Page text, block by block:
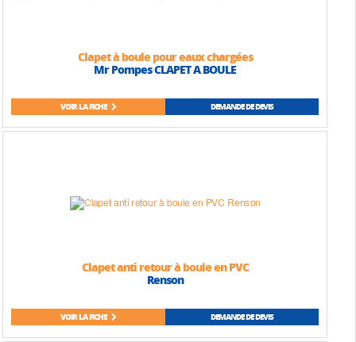
Clapet à boule pour eaux chargées
Mr Pompes CLAPET A BOULE
VOIR LA FICHE DEMANDE DE DEVIS
Clapet anti retour à boule en PVC
Renson
VOIR LA FICHE DEMANDE DE DEVIS